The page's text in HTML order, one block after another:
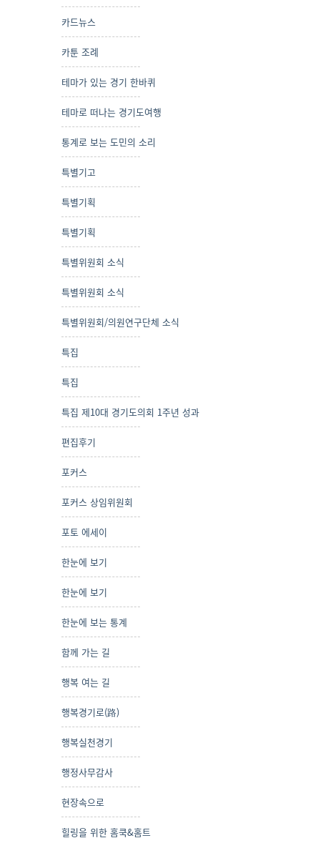
카드뉴스
카툰 조례
테마가 있는 경기 한바퀴
테마로 떠나는 경기도여행
통계로 보는 도민의 소리
특별기고
특별기획
특별기획
특별위원회 소식
특별위원회 소식
특별위원회/의원연구단체 소식
특집
특집
특집 제10대 경기도의회 1주년 성과
편집후기
포커스
포커스 상임위원회
포토 에세이
한눈에 보기
한눈에 보기
한눈에 보는 통계
함께 가는 길
행복 여는 길
행복경기로(路)
행복실천경기
행정사무감사
현장속으로
힐링을 위한 홈쿡&홈트